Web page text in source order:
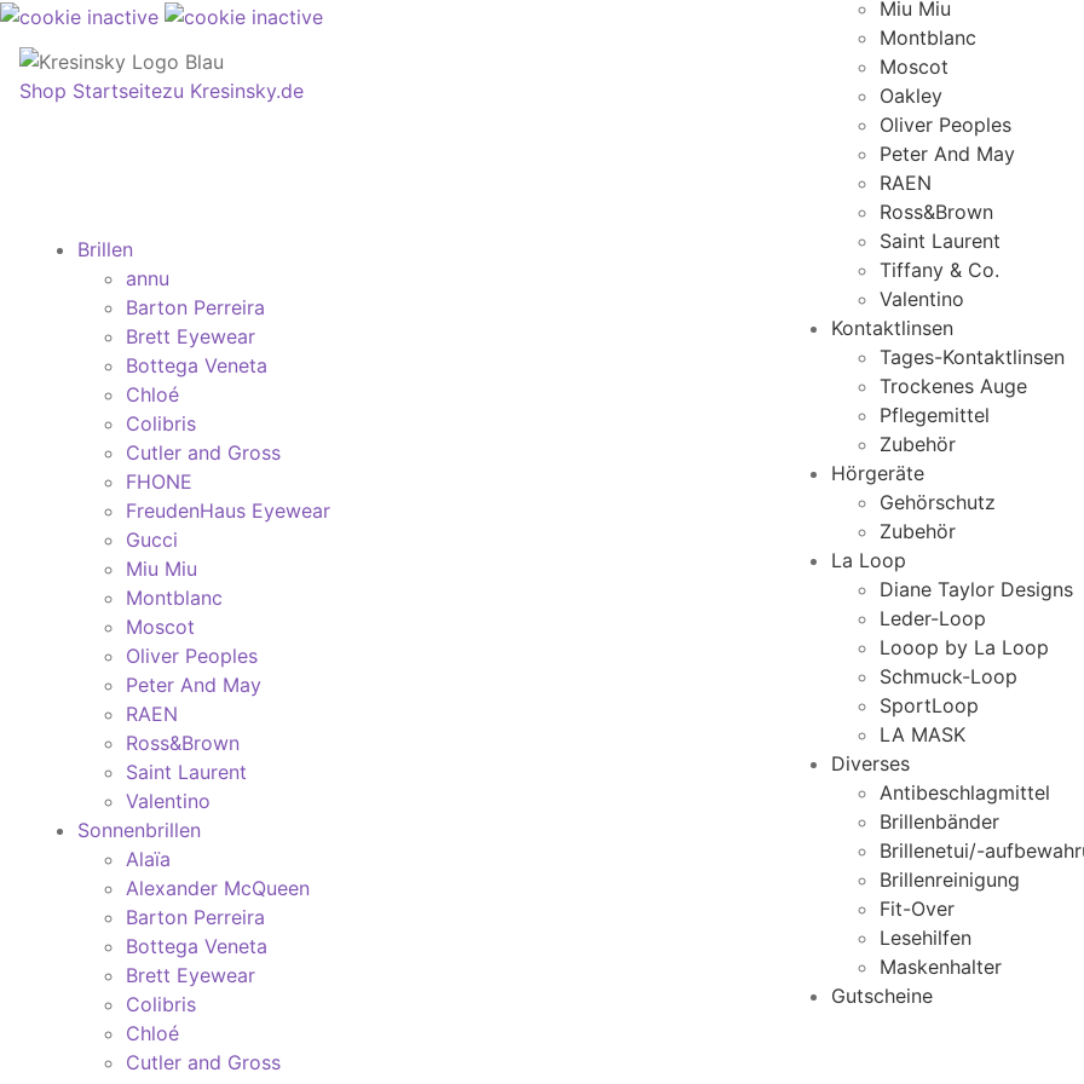
Shop Startseitezu Kresinsky.de
Miu Miu
Montblanc
Moscot
Oakley
Oliver Peoples
Peter And May
RAEN
Ross&Brown
Saint Laurent
Tiffany & Co.
Valentino
Kontaktlinsen
Tages-Kontaktlinsen
Trockenes Auge
Pflegemittel
Zubehör
Hörgeräte
Gehörschutz
Zubehör
La Loop
Diane Taylor Designs
Leder-Loop
Looop by La Loop
Schmuck-Loop
SportLoop
LA MASK
Diverses
Antibeschlagmittel
Brillenbänder
Brillenetui/-
Brillenreinigung
Fit-Over
Lesehilfen
Maskenhalter
Gutscheine
Brillen
annu
Barton Perreira
Brett Eyewear
Bottega Veneta
Chloé
Colibris
Cutler and Gross
FHONE
FreudenHaus Eyewear
Gucci
Miu Miu
Montblanc
Moscot
Oliver Peoples
Peter And May
RAEN
Ross&Brown
Saint Laurent
Valentino
Sonnenbrillen
Alaïa
Alexander McQueen
Barton Perreira
Bottega Veneta
Brett Eyewear
Colibris
Chloé
Cutler and Gross